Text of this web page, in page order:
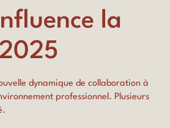
la
dynamique de collaboration à
professionnel. Plusieurs